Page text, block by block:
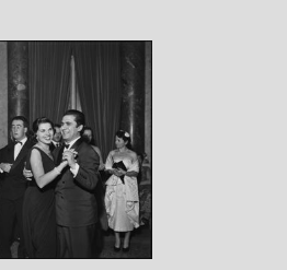
con la quale è
stagione lirica 1957-
Scala